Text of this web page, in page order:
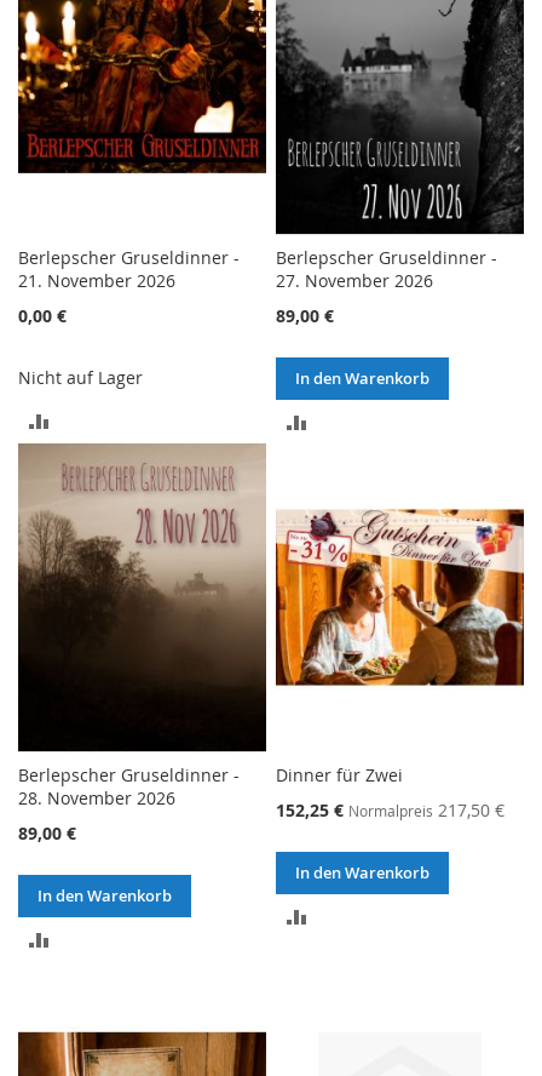
Berlepscher Gruseldinner -
21. November 2026
0,00 €
Nicht auf Lager
VERGLEICHSLISTE
HINZUFÜGEN
Berlepscher Gruseldinner -
27. November 2026
89,00 €
In den Warenkorb
HINZUFÜGEN
Berlepscher Gruseldinner -
28. November 2026
89,00 €
In den Warenkorb
Dinner für Zwei
152,25 € Normalpreis 217,50 €
In den Warenkorb